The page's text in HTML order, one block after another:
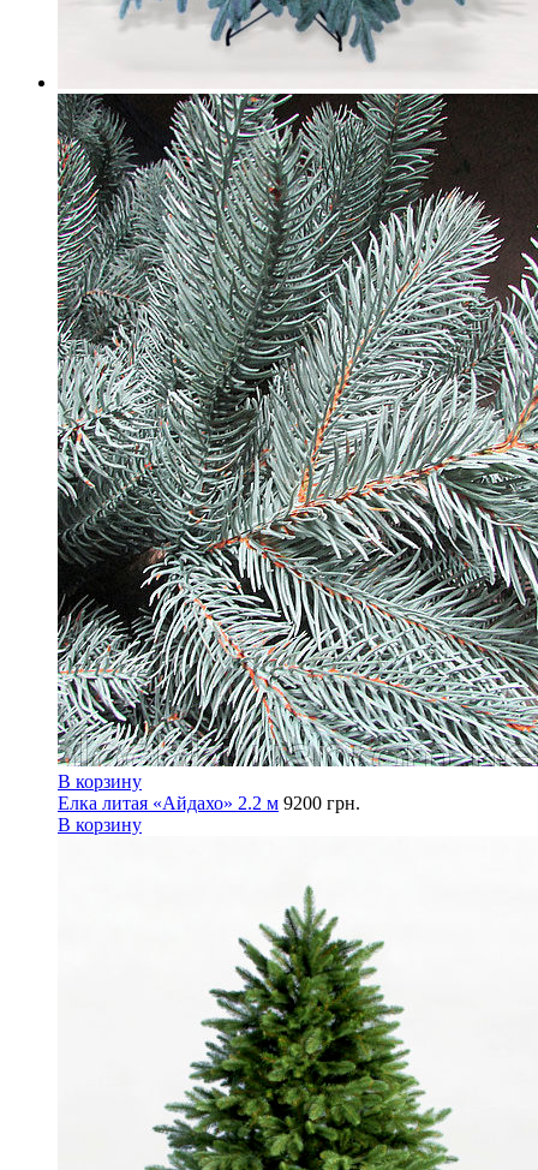
В корзину
Елка литая «Айдахо» 2.2 м 9200 грн.
В корзину